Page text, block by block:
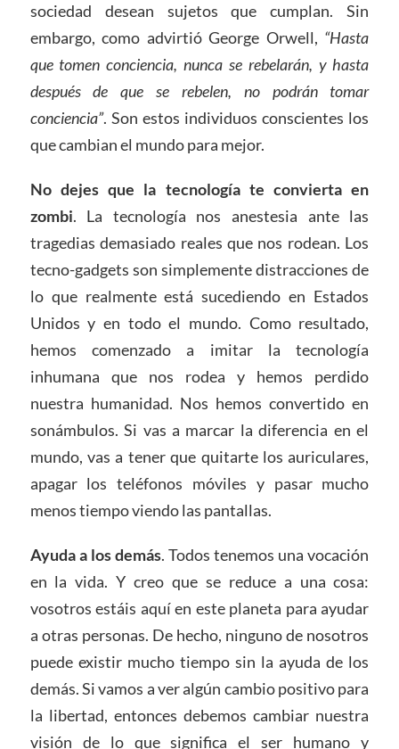
sociedad desean sujetos que cumplan. Sin
embargo, como advirtió George Orwell, “Hasta
que tomen conciencia, nunca se rebelarán, y hasta
después de que se rebelen, no podrán tomar
conciencia”. Son estos individuos conscientes los
que cambian el mundo para mejor.
No dejes que la tecnología te convierta en
zombi. La tecnología nos anestesia ante las
tragedias demasiado reales que nos rodean. Los
tecno-gadgets son simplemente distracciones de
lo que realmente está sucediendo en Estados
Unidos y en todo el mundo. Como resultado,
hemos comenzado a imitar la tecnología
inhumana que nos rodea y hemos perdido
nuestra humanidad. Nos hemos convertido en
sonámbulos. Si vas a marcar la diferencia en el
mundo, vas a tener que quitarte los auriculares,
apagar los teléfonos móviles y pasar mucho
menos tiempo viendo las pantallas.
Ayuda a los demás. Todos tenemos una vocación
en la vida. Y creo que se reduce a una cosa:
vosotros estáis aquí en este planeta para ayudar
a otras personas. De hecho, ninguno de nosotros
puede existir mucho tiempo sin la ayuda de los
demás. Si vamos a ver algún cambio positivo para
la libertad, entonces debemos cambiar nuestra
visión de lo que significa el ser humano y